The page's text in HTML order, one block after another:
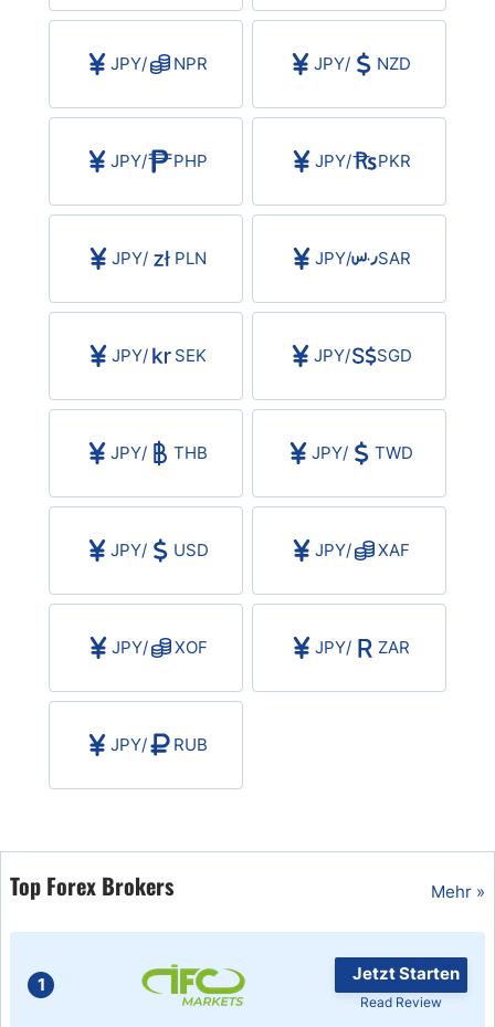
JPY/ NPR JPY/ NZD
JPY/ PHP JPY/ PKR
JPY/ PLN JPY/ SAR
JPY/ SEK JPY/ SGD
JPY/ THB JPY/ TWD
JPY/ USD JPY/ XAF
JPY/ XOF JPY/ ZAR
JPY/ RUB
Top Forex Brokers Mehr »
1
Jetzt Starten
Read Review